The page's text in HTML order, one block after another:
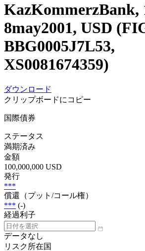
KazKommerzBank,
8may2001, USD
BBG0005J7L53,
XS0081674359)
ダウンロード
クリップボードにコピー
国際債券
ステータス
満期済み
金額
100,000,000 USD
発行
***
償還（プット/コール権）
*** (-)
経過利子
データなし
リスク所在国